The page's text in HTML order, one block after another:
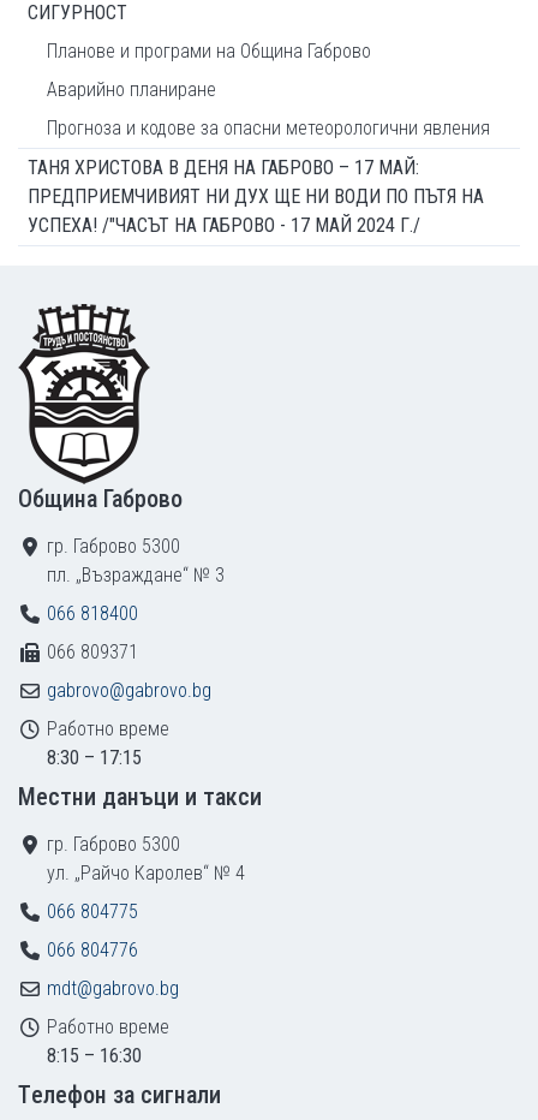
СИГУРНОСТ
Планове и програми на Община Габрово
Аварийно планиране
Прогноза и кодове за опасни метеорологични явления
ТАНЯ ХРИСТОВА В ДЕНЯ НА ГАБРОВО – 17 МАЙ:
ПРЕДПРИЕМЧИВИЯТ НИ ДУХ ЩЕ НИ ВОДИ ПО ПЪТЯ НА
УСПЕХА! /"ЧАСЪТ НА ГАБРОВО - 17 МАЙ 2024 Г./
Footer
Община Габрово
гр. Габрово 5300
пл. „Възраждане“ № 3
066 818400
066 809371
gabrovo@gabrovo.bg
Работно време
8:30 – 17:15
Местни данъци и такси
гр. Габрово 5300
ул. „Райчо Каролев“ № 4
066 804775
066 804776
mdt@gabrovo.bg
Работно време
8:15 – 16:30
Tелефон за сигнали